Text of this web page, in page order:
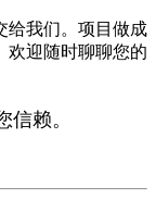
给我们。项目做成
欢迎随时聊聊您的
信赖。